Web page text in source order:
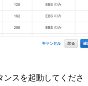
スを起動してくださ